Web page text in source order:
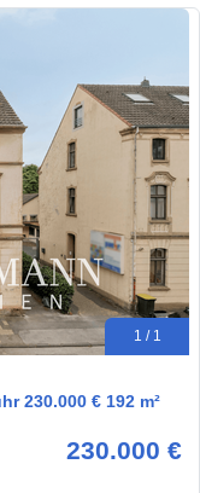
1 / 1
230.000 € 192 m²
230.000 €